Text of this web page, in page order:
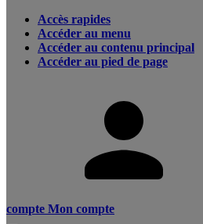
Accès rapides
Accéder au menu
Accéder au contenu principal
Accéder au pied de page
compte Mon compte